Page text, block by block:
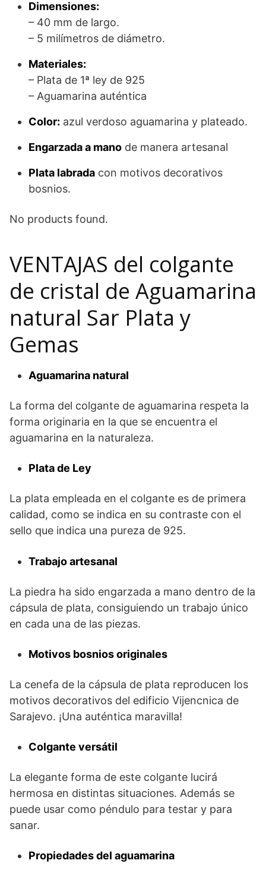
Dimensiones:
– 40 mm de largo.
– 5 milímetros de diámetro.
Materiales:
– Plata de 1ª ley de 925
– Aguamarina auténtica
Color: azul verdoso aguamarina y plateado.
Engarzada a mano de manera artesanal
Plata labrada con motivos decorativos
bosnios.
No products found.
VENTAJAS del colgante
de cristal de Aguamarina
natural Sar Plata y
Gemas
Aguamarina natural
La forma del colgante de aguamarina respeta la
forma originaria en la que se encuentra el
aguamarina en la naturaleza.
Plata de Ley
La plata empleada en el colgante es de primera
calidad, como se indica en su contraste con el
sello que indica una pureza de 925.
Trabajo artesanal
La piedra ha sido engarzada a mano dentro de la
cápsula de plata, consiguiendo un trabajo único
en cada una de las piezas.
Motivos bosnios originales
La cenefa de la cápsula de plata reproducen los
motivos decorativos del edificio Vijencnica de
Sarajevo. ¡Una auténtica maravilla!
Colgante versátil
La elegante forma de este colgante lucirá
hermosa en distintas situaciones. Además se
puede usar como péndulo para testar y para
sanar.
Propiedades del aguamarina